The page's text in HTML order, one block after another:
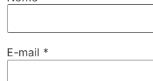
E-mail *